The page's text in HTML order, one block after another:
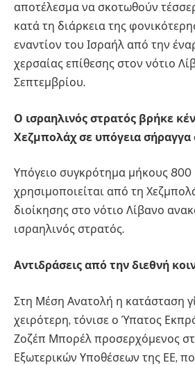
αποτέλεσμα να σκοτωθούν
κατά τη διάρκεια της
εναντίον του Ισραήλ από την
χερσαίας επίθεσης στον νότιο
Σεπτεμβρίου.
Ο ισραηλινός στρατός βρήκε
Χεζμπολάχ σε υπόγεια σήραγγα
Υπόγειο συγκρότημα μήκους
χρησιμοποιείται από τη
διοίκησης στο νότιο Λίβανο
ισραηλινός στρατός.
Αντιδράσεις από την διεθνή
Στη Μέση Ανατολή η κατάσταση
χειρότερη, τόνισε ο Ύπατος
Ζοζέπ Μπορέλ προσερχόμενος
Εξωτερικών Υποθέσεων της ΕΕ,